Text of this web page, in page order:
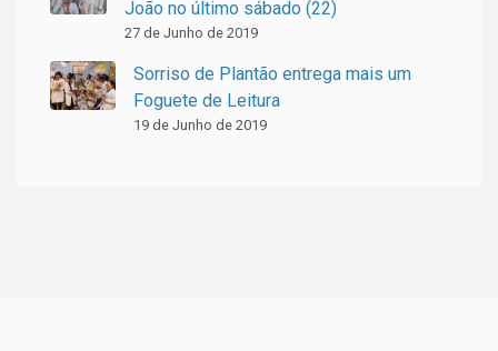
João no último sábado (22)
27 de Junho de 2019
Sorriso de Plantão entrega mais um
Foguete de Leitura
19 de Junho de 2019